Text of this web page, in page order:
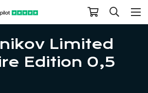
Limited
Edition 0,5